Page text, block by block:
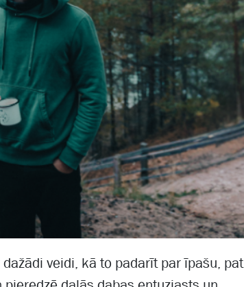
veidi, kā to padarīt par īpašu, pat